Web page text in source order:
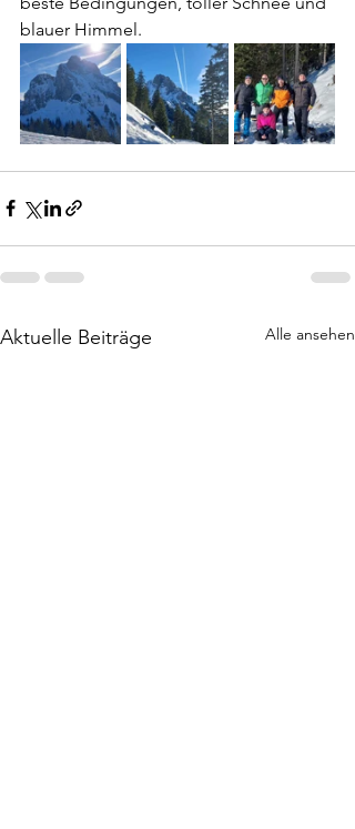
blauer Himmel.
Aktuelle Beiträge Alle ansehen